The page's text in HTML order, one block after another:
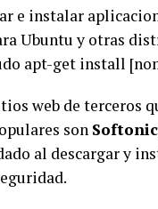
e instalar
Ubuntu y otras
apt-get install
web de terceros
son Softonic
al descargar y